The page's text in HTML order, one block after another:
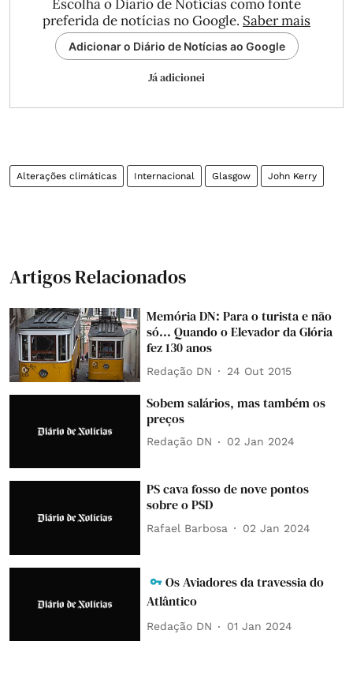
Escolha o Diário de Notícias como fonte
preferida de notícias no Google. Saber mais
Adicionar o Diário de Notícias ao Google
Já adicionei
Alterações climáticas Internacional Glasgow John Kerry
Artigos Relacionados
Memória DN: Para o turista e não
só... Quando o Elevador da Glória
fez 130 anos
Redação DN 24 Out 2015
Sobem salários, mas também os
preços
Redação DN 02 Jan 2024
PS cava fosso de nove pontos
sobre o PSD
Rafael Barbosa 02 Jan 2024
Os Aviadores da travessia do
Atlântico
Redação DN 01 Jan 2024